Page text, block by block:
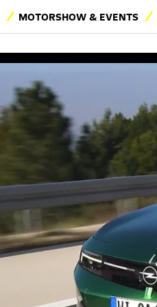
MOTORSHOW & EVENTS